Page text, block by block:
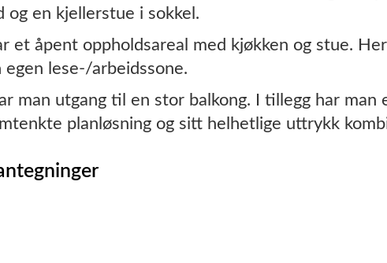
og en kjellerstue i sokkel.
et åpent oppholdsareal med kjøkken og stue.
lese-/arbeidssone.
man utgang til en stor balkong. I tillegg har
planløsning og sitt helhetlige uttrykk